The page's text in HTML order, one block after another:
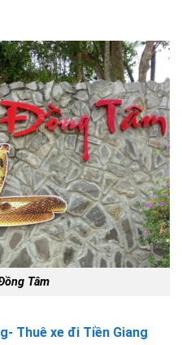
Tâm
Thuê xe đi Tiền Giang